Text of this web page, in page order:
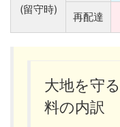
(留守時)
再配達
大地を守
料の内訳